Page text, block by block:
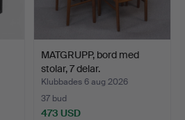
MATGRUPP, bord med
stolar, 7 delar.
Klubbades 6 aug 2026
37 bud
473 USD